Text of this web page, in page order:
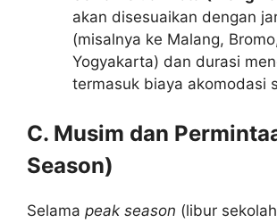
akan disesuaikan dengan
(misalnya ke Malang,
Yogyakarta) dan durasi
termasuk biaya akomodasi
C. Musim dan
Season)
Selama peak season (libur